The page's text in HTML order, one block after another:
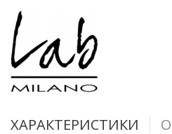
ХАРАКТЕРИСТИКИ